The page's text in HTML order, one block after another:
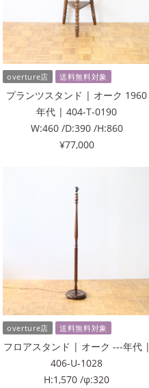
overture店 送料無料対象
プランツスタンド | オーク 1960
年代 | 404-T-0190
W:460 /D:390 /H:860
¥77,000
overture店 送料無料対象
フロアスタンド | オーク ---年代 |
406-U-1028
H:1,570 /φ:320